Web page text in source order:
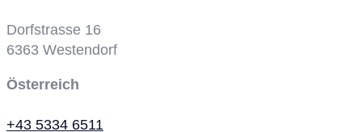
Dorfstrasse 16
6363 Westendorf
Österreich
+43 5334 6511